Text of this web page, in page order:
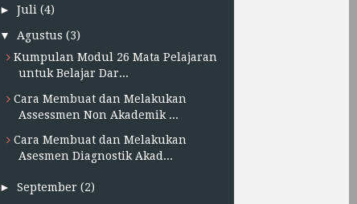
► Juli (4)
▼
Agustus (3)
Kumpulan Modul 26 Mata Pelajaran
untuk Belajar Dar...
Cara Membuat dan Melakukan
Assessmen Non Akademik ...
Cara Membuat dan Melakukan
Asesmen Diagnostik Akad...
► September (2)